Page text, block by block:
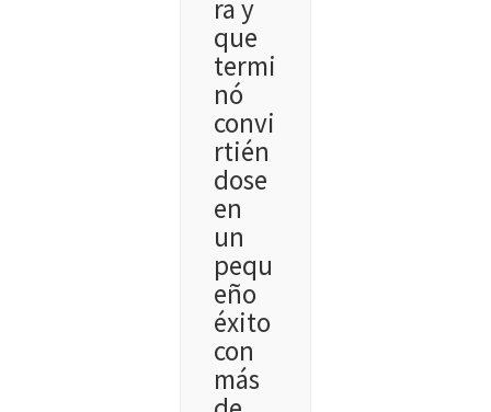
ra y
que
termi
nó
convi
rtién
dose
en
un
pequ
eño
éxito
con
más